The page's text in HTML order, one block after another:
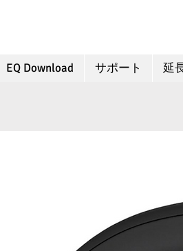
EQ Download サポート 延